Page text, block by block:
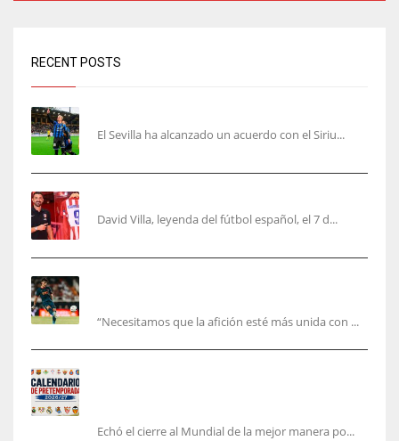
RECENT POSTS
El Sevilla ha alcanzado un acuerdo con el Siriu...
David Villa, leyenda del fútbol español, el 7 d...
“Necesitamos que la afición esté más unida con ...
Echó el cierre al Mundial de la mejor manera po...